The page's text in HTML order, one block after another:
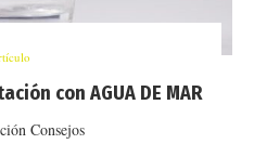
con AGUA DE MAR
Consejos